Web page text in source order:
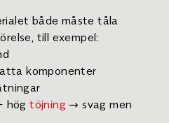
både måste tåla
till exempel:
komponenter
högtöjning → svag men